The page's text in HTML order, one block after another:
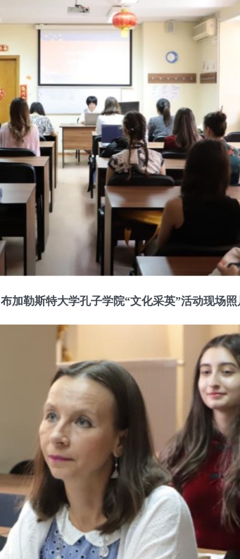
布加勒斯特大学孔子学院“文化采英”活动现场照